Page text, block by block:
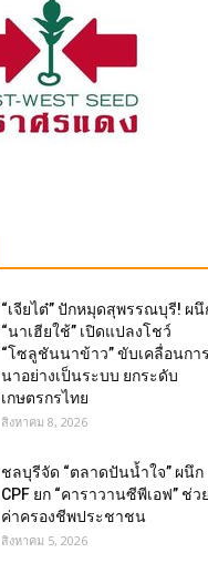
“เจียไต๋” ปักหมุดสุพรรณบุรี! ผนึ
“นาเฮียใช้” เปิดแปลงโชว์
“โซลูชันนาข้าว” ขับเคลื่อนกา
นาอย่างเป็นระบบ ยกระดับ
เกษตรกรไทย
สิงหาคม 8, 2026
ชลบุรีจัด “ตลาดปันน้ำใจ” ผนึก
CPF ยก “คาราวานซีพีเอฟ” ช่ว
ค่าครองชีพประชาชน
สิงหาคม 5, 2026